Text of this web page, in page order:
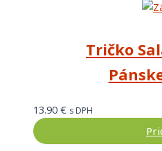
Tričko
13.90 € s DPH